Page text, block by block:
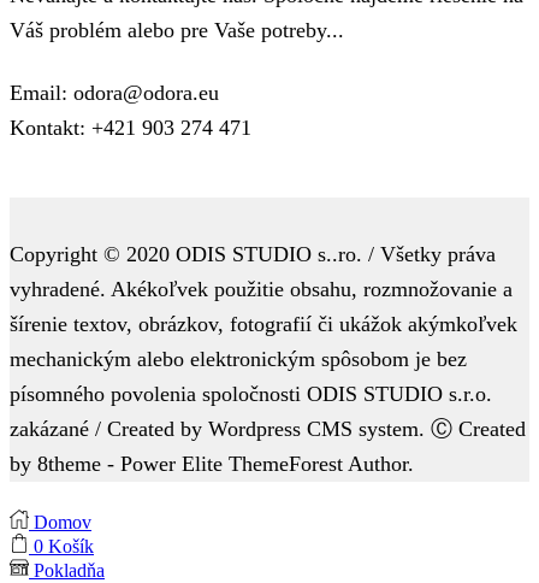
Váš problém alebo pre Vaše potreby...
Email: odora@odora.eu
Kontakt: +421 903 274 471
Copyright © 2020 ODIS STUDIO s..ro. / Všetky práva
vyhradené. Akékoľvek použitie obsahu, rozmnožovanie a
šírenie textov, obrázkov, fotografií či ukážok akýmkoľvek
mechanickým alebo elektronickým spôsobom je bez
písomného povolenia spoločnosti ODIS STUDIO s.r.o.
zakázané / Created by Wordpress CMS system. Ⓒ Created
by 8theme - Power Elite ThemeForest Author.
Domov
0 Košík
Pokladňa